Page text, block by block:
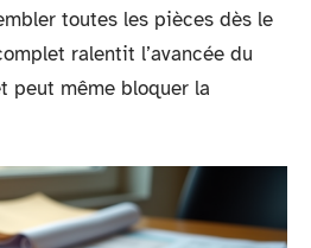
toutes les pièces dès le
ralentit l’avancée du
peut même bloquer la